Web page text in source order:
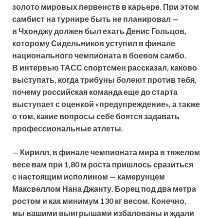
золото мировых первенств в карьере. При этом
самбист на турнире быть не планировал —
в Чхонджу должен был ехать Денис Гольцов,
которому Сидельников уступил в финале
национальногочемпионата в боевом самбо.
В интервью ТАСС спортсмен рассказал, каково
выступать, когда трибуны болеют против тебя,
почему российская команда еще до старта
выступает с оценкой «предупреждение», а также
о том, какие вопросы себе боятся задавать
профессиональные атлеты.
— Кирилл, в финале чемпионата мира в тяжелом
весе вам при 1,80 м роста пришлось сразиться
с настоящим исполином — камерунцем
Максвеллом Нана Джанту. Борец под два метра
ростом и как минимум 130 кг весом. Конечно,
мы вашими выигрышами избалованы и ждали